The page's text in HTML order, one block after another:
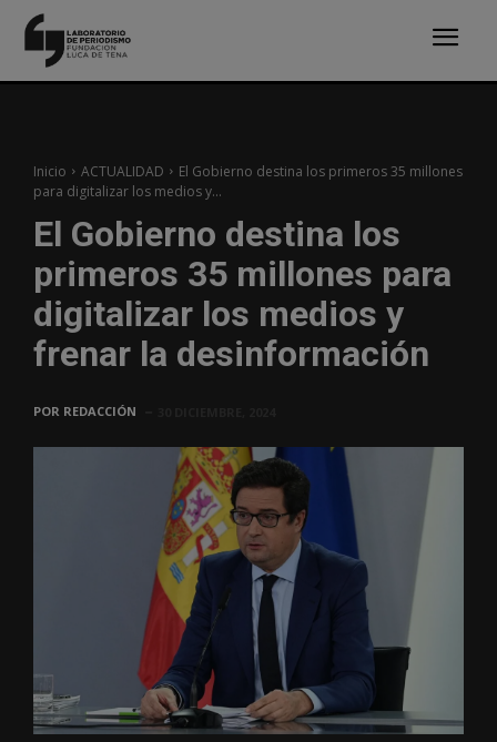
Inicio ACTUALIDAD
El Gobierno destina los primeros 35 millones
para digitalizar los medios y...
El Gobierno destina los
primeros 35 millones para
digitalizar los medios y
frenar la desinformación
POR REDACCIÓN